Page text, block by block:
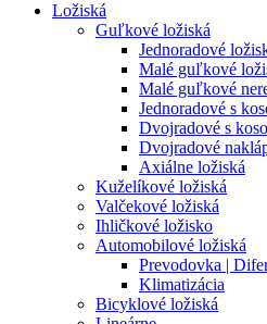
Ložiská
Guľkové ložiská
Jednoradové
Malé guľkové
Malé guľkové
Jednoradové s
Dvojradové s
Dvojradové
Axiálne ložiská
Kuželíkové ložiská
Valčekové ložiská
Ihličkové ložisko
Automobilové ložiská
Prevodovka |
Klimatizácia
Bicyklové ložiská